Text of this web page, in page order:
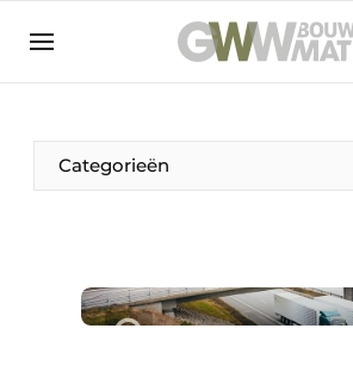
NL EN
Categorieën
De Pen